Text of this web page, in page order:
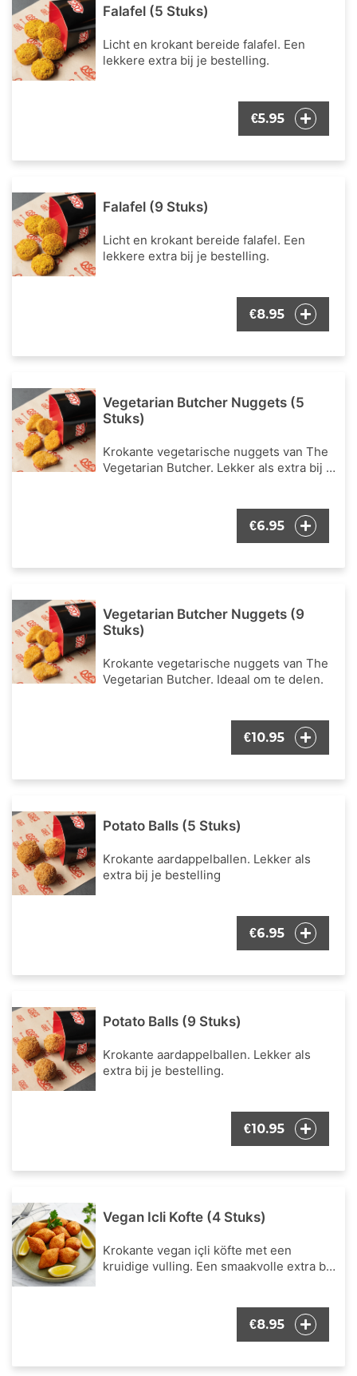
Falafel (5 Stuks)
Licht en krokant bereide falafel. Een
lekkere extra bij je bestelling.
€5.95
Falafel (9 Stuks)
Licht en krokant bereide falafel. Een
lekkere extra bij je bestelling.
€8.95
Vegetarian Butcher Nuggets (5
Stuks)
Krokante vegetarische nuggets van The
Vegetarian Butcher. Lekker als extra bij je
€6.95
Vegetarian Butcher Nuggets (9
Stuks)
Krokante vegetarische nuggets van The
Vegetarian Butcher. Ideaal om te delen.
€10.95
Potato Balls (5 Stuks)
Krokante aardappelballen. Lekker als
extra bij je bestelling
€6.95
Potato Balls (9 Stuks)
Krokante aardappelballen. Lekker als
extra bij je bestelling.
€10.95
Vegan Icli Kofte (4 Stuks)
Krokante vegan içli köfte met een
kruidige vulling. Een smaakvolle extra bij
€8.95